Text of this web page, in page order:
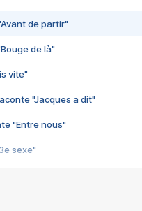
de partir"
de là"
vite"
"Jacques a dit"
"Entre nous"
sexe"